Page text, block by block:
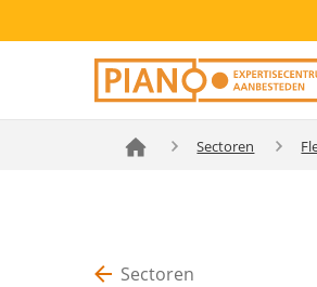
Overslaan
Secondary
navigation
Sectoren
Sectoren